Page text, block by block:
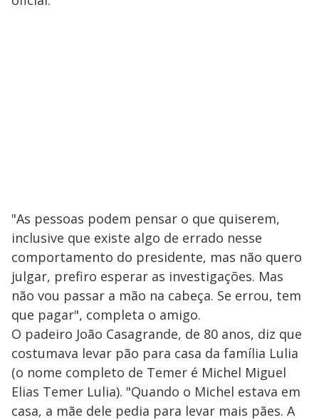
"As pessoas podem pensar o que quiserem,
inclusive que existe algo de errado nesse
comportamento do presidente, mas não quero
julgar, prefiro esperar as investigações. Mas
não vou passar a mão na cabeça. Se errou, tem
que pagar", completa o amigo.
O padeiro João Casagrande, de 80 anos, diz que
costumava levar pão para casa da família Lulia
(o nome completo de Temer é Michel Miguel
Elias Temer Lulia). "Quando o Michel estava em
casa, a mãe dele pedia para levar mais pães. A